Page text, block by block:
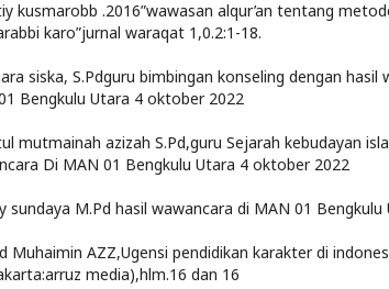
kusmarobb .2016”wawasan alqur’an tentang
karo”jurnal waraqat 1,0.2:1-18.
siska, S.Pdguru bimbingan konseling dengan hasil
Bengkulu Utara 4 oktober 2022
mutmainah azizah S.Pd,guru Sejarah kebudayan
Di MAN 01 Bengkulu Utara 4 oktober 2022
sundaya M.Pd hasil wawancara di MAN 01 Bengkulu
Muhaimin AZZ,Ugensi pendidikan karakter di
media),hlm.16 dan 16